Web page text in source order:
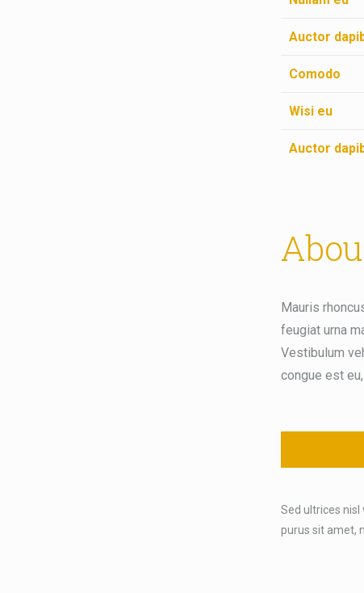
Auctor
Comodo
Wisi eu
Auctor
Mauris
feugiat urna
Vestibulum
congue est
Sed ultrices nisl
purus sit amet,